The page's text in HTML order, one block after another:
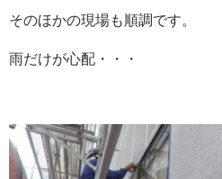
そのほかの現場も順調です。
雨だけが心配・・・